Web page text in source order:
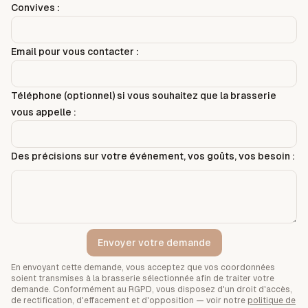
Convives :
Email pour vous contacter :
Téléphone (optionnel) si vous souhaitez que la brasserie
vous appelle :
Des précisions sur votre événement, vos goûts, vos besoin :
Envoyer votre demande
En envoyant cette demande, vous acceptez que vos coordonnées
soient transmises à la brasserie sélectionnée afin de traiter votre
demande. Conformément au RGPD, vous disposez d'un droit d'accès,
de rectification, d'effacement et d'opposition — voir notre politique de